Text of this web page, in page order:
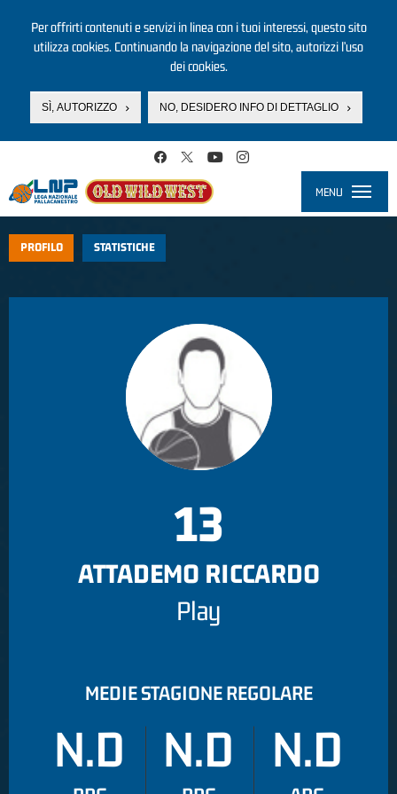
Per offrirti contenuti e servizi in linea con i tuoi interessi, questo sito
utilizza cookies. Continuando la navigazione del sito, autorizzi l’uso
dei cookies.
SÌ, AUTORIZZO NO, DESIDERO INFO DI DETTAGLIO
MENU
PROFILO STATISTICHE
13
ATTADEMO RICCARDO
Play
MEDIE STAGIONE REGOLARE
N.D N.D N.D